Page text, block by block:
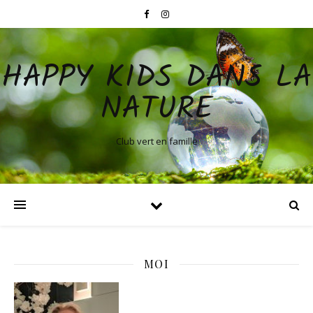
HAPPY KIDS DANS LA
NATURE
Club vert en famille
MOI